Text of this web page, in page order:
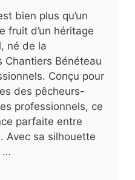
bien plus qu’un
fruit d’un héritage
né de la
Chantiers Bénéteau
Conçu pour
des pêcheurs-
professionnels, ce
parfaite entre
Avec sa silhouette
…